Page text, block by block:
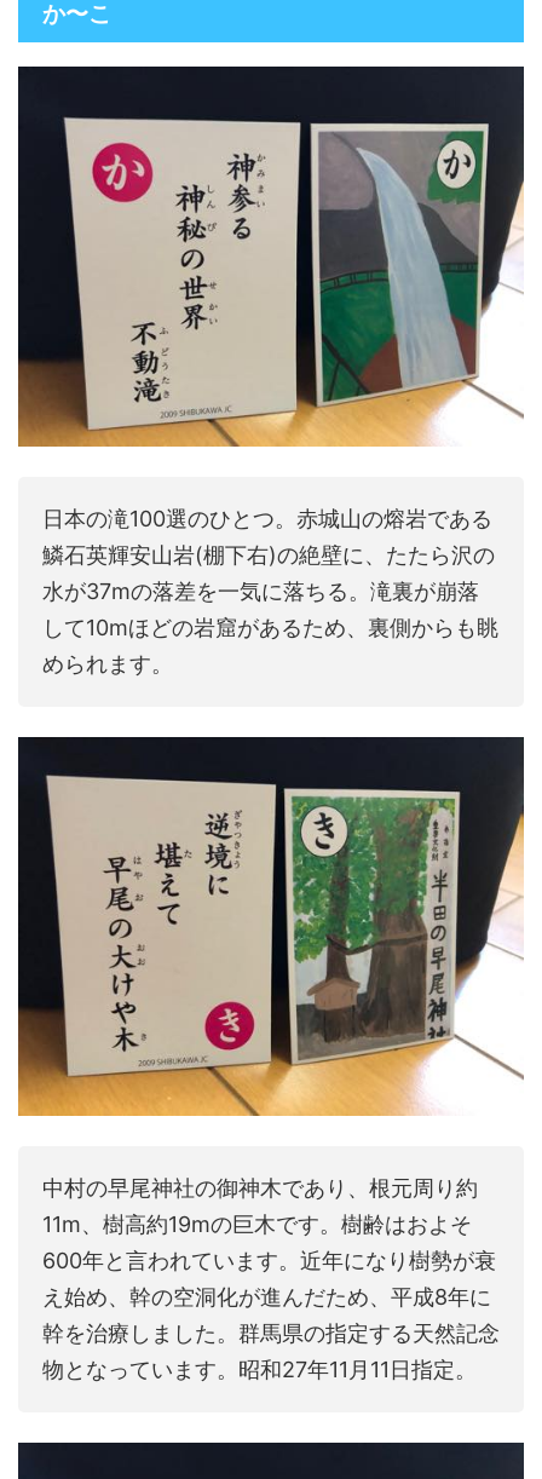
か〜こ
日本の滝100選のひとつ。赤城山の熔岩である
鱗石英輝安山岩(棚下右)の絶壁に、たたら沢の
水が37mの落差を一気に落ちる。滝裏が崩落
して10mほどの岩窟があるため、裏側からも眺
められます。
中村の早尾神社の御神木であり、根元周り約
11m、樹高約19mの巨木です。樹齢はおよそ
600年と言われています。近年になり樹勢が衰
え始め、幹の空洞化が進んだため、平成8年に
幹を治療しました。群馬県の指定する天然記念
物となっています。昭和27年11月11日指定。